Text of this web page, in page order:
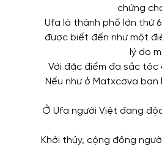
chứng
Ufa là thành phố lớn thứ
được biết đến như một
lý do
Với đặc điểm đa sắc tộc
Nếu như ở Matxcơva
Ở Ufa người Việt đang
Khởi thủy, cộng đồng